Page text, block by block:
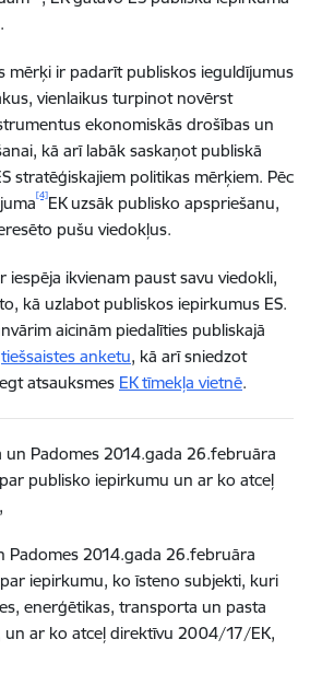
mērķi ir padarīt publiskos ieguldījumus
vienlaikus turpinot novērst
ekonomiskās drošības un
kā arī labāk saskaņot publiskā
stratēģiskajiem politikas mērķiem. Pēc
[4]EK uzsāk publisko apspriešanu,
pušu viedokļus.
iespēja ikvienam paust savu viedokli,
kā uzlabot publiskos iepirkumus ES.
aicinām piedalīties publiskajā
tiešsaistes anketu, kā arī sniedzot
atsauksmes EK tīmekļa vietnē.
un Padomes 2014.gada 26.februāra
publisko iepirkumu un ar ko atceļ
Padomes 2014.gada 26.februāra
iepirkumu, ko īsteno subjekti, kuri
enerģētikas, transporta un pasta
un ar ko atceļ direktīvu 2004/17/EK,